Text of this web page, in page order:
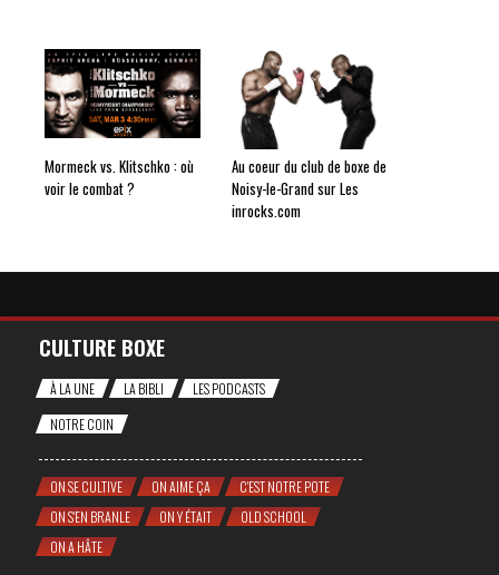
Mormeck vs. Klitschko : où
voir le combat ?
Au coeur du club de boxe de
Noisy-le-Grand sur Les
inrocks.com
CULTURE BOXE
À LA UNE LA BIBLI
LES PODCASTS
NOTRE COIN
ON SE CULTIVE ON AIME ÇA
C'EST NOTRE POTE
ON S'EN BRANLE
ON Y ÉTAIT
OLD SCHOOL
ON A HÂTE